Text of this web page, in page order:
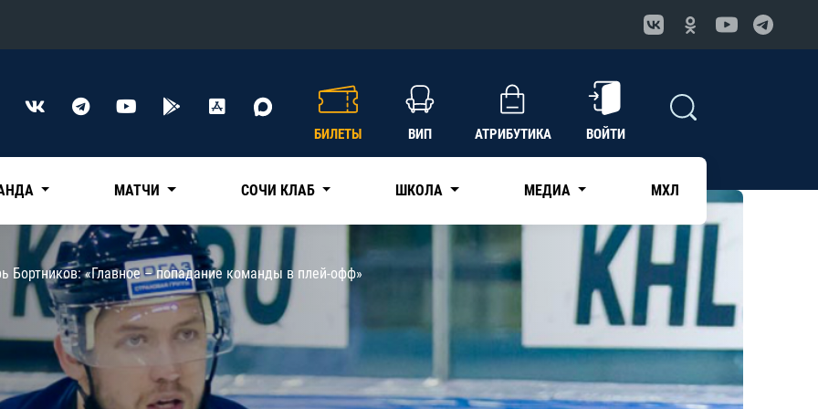
Конференция «Восток»
Нефтехимик
Трактор
Дивизион Чернышева
Авангард
Адмирал
КХЛ
БИЛЕТЫ ВИП АТРИБУТИКА ВОЙТИ
МАТЧИ СОЧИ КЛАБ ШКОЛА МЕДИА МХЛ
Бортников: «Главное – попадание команды в плей-офф»